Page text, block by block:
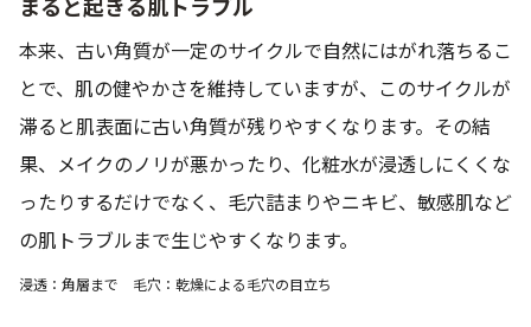
本来、古い角質が一定のサイクルで自然にはがれ落ちるこ
とで、肌の健やかさを維持していますが、このサイクルが
滞ると肌表面に古い角質が残りやすくなります。その結
果、メイクのノリが悪かったり、化粧水が浸透しにくくな
ったりするだけでなく、毛穴詰まりやニキビ、敏感肌など
の肌トラブルまで生じやすくなります。
浸透：角層まで 毛穴：乾燥による毛穴の目立ち